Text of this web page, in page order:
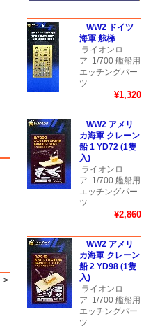
>
WW2 ドイツ
海軍 舷梯
ライオンロ
ア 1/700 艦船用
エッチングパー
ツ
¥1,320
WW2 アメリ
カ海軍 クレーン
船 1 YD72 (1隻
入)
ライオンロ
ア 1/700 艦船用
エッチングパー
ツ
¥2,860
WW2 アメリ
カ海軍 クレーン
船 2 YD98 (1隻
入)
ライオンロ
ア 1/700 艦船用
エッチングパー
ツ